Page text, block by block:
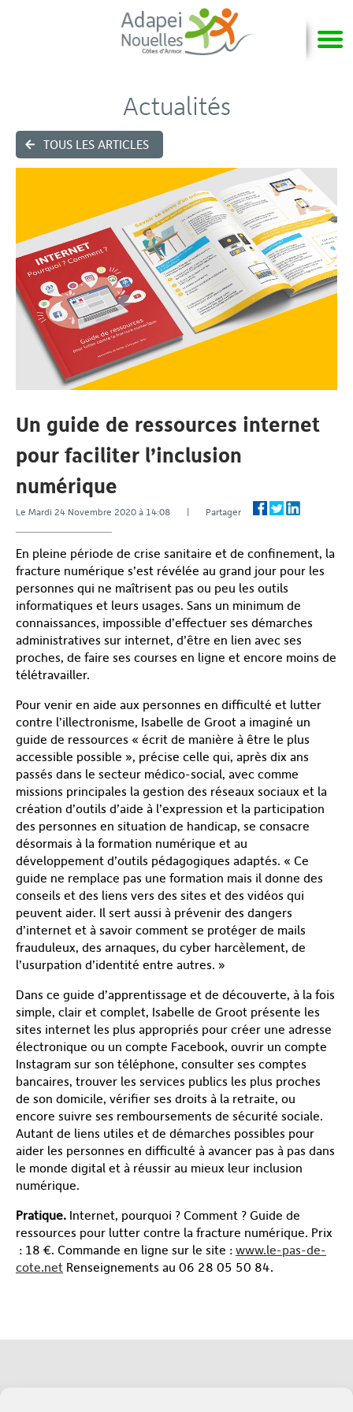
TOUS LES ARTICLES
Actualités
Un guide de ressources internet
pour faciliter l’inclusion
numérique
Le Mardi 24 Novembre 2020 à 14:08 | Partager
En pleine période de crise sanitaire et de confinement, la
fracture numérique s’est révélée au grand jour pour les
personnes qui ne maîtrisent pas ou peu les outils
informatiques et leurs usages. Sans un minimum de
connaissances, impossible d’effectuer ses démarches
administratives sur internet, d’être en lien avec ses
proches, de faire ses courses en ligne et encore moins de
télétravailler.
Pour venir en aide aux personnes en difficulté et lutter
contre l’illectronisme, Isabelle de Groot a imaginé un
guide de ressources « écrit de manière à être le plus
accessible possible », précise celle qui, après dix ans
passés dans le secteur médico-social, avec comme
missions principales la gestion des réseaux sociaux et la
création d’outils d’aide à l’expression et la participation
des personnes en situation de handicap, se consacre
désormais à la formation numérique et au
développement d’outils pédagogiques adaptés. « Ce
guide ne remplace pas une formation mais il donne des
conseils et des liens vers des sites et des vidéos qui
peuvent aider. Il sert aussi à prévenir des dangers
d’internet et à savoir comment se protéger de mails
frauduleux, des arnaques, du cyber harcèlement, de
l’usurpation d’identité entre autres. »
Dans ce guide d’apprentissage et de découverte, à la fois
simple, clair et complet, Isabelle de Groot présente les
sites internet les plus appropriés pour créer une adresse
électronique ou un compte Facebook, ouvrir un compte
Instagram sur son téléphone, consulter ses comptes
bancaires, trouver les services publics les plus proches
de son domicile, vérifier ses droits à la retraite, ou
encore suivre ses remboursements de sécurité sociale.
Autant de liens utiles et de démarches possibles pour
aider les personnes en difficulté à avancer pas à pas dans
le monde digital et à réussir au mieux leur inclusion
numérique.
Pratique. Internet, pourquoi ? Comment ? Guide de
ressources pour lutter contre la fracture numérique. Prix
: 18 €. Commande en ligne sur le site : www.le-pas-de-
cote.net Renseignements au 06 28 05 50 84.